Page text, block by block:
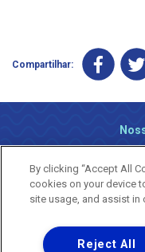
Compartilhar:
By clicking “Accept All
cookies on your device
site usage, and assist
Reject All